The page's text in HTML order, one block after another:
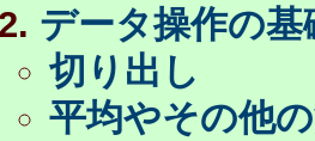
データ操作の基
切り出し
平均やその他